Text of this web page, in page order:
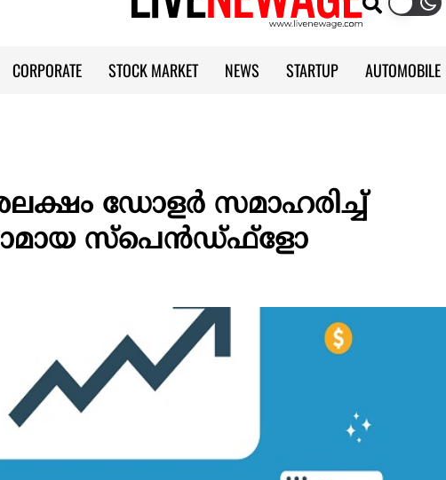
CORPORATE STOCK MARKET NEWS STARTUP AUTOMOBILE
ഡോളർ സമാഹരിച്ച്
സ്പെൻഡ്‌ഫ്‌ളോ